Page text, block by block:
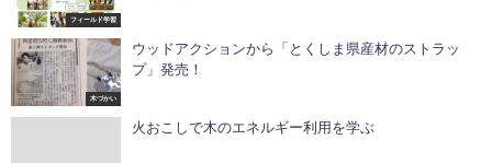
フィールド学習
木づかい
ウッドアクションから「とくしま県産材のストラッ
プ」発売！
火おこしで木のエネルギー利用を学ぶ